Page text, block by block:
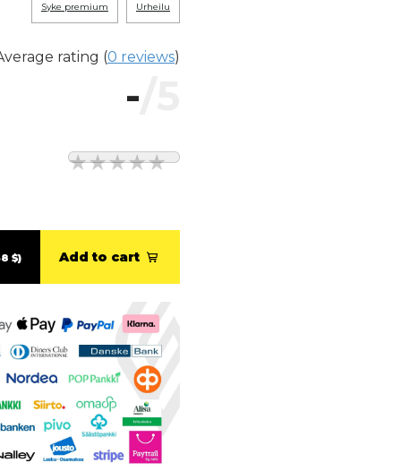
syke premium urheilu
rating (0 reviews)
-
$) Add to cart